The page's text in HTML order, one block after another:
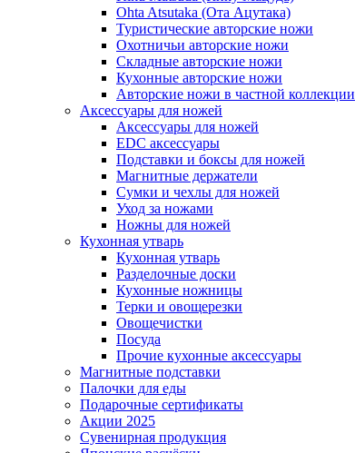
Ohta Atsutaka (Ота Ацутака)
Туристические авторские ножи
Охотничьи авторские ножи
Складные авторские ножи
Кухонные авторские ножи
Авторские ножи в частной коллекции
Аксессуары для ножей
Аксессуары для ножей
EDC аксессуары
Подставки и боксы для ножей
Магнитные держатели
Сумки и чехлы для ножей
Уход за ножами
Ножны для ножей
Кухонная утварь
Кухонная утварь
Разделочные доски
Кухонные ножницы
Терки и овощерезки
Овощечистки
Посуда
Прочие кухонные аксессуары
Магнитные подставки
Палочки для еды
Подарочные сертификаты
Акции 2025
Сувенирная продукция